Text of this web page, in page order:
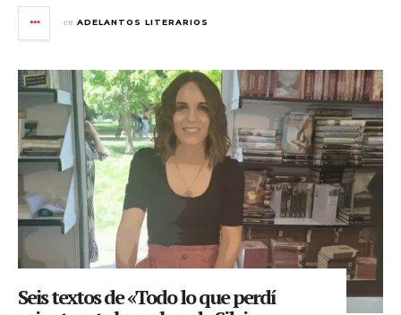
en ADELANTOS LITERARIOS
Seis textos de «Todo lo que perdí